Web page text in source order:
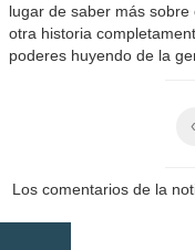
lugar de saber más
otra historia
poderes huyendo de la
Los comentarios de la